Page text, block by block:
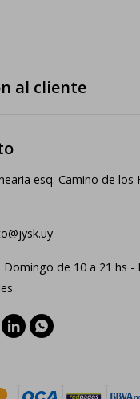
al cliente
esq. Camino de los
Domingo de 10 a 21 hs -
 